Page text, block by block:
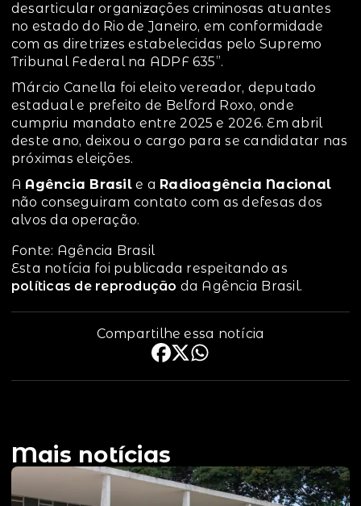
desarticular organizações criminosas atuantes
no estado do Rio de Janeiro, em conformidade
com as diretrizes estabelecidas pelo Supremo
Tribunal Federal na ADPF 635”.
Márcio Canella foi eleito vereador, deputado
estadual e prefeito de Belford Roxo, onde
cumpriu mandato entre 2025 e 2026. Em abril
deste ano, deixou o cargo para se candidatar nas
próximas eleições.
A Agência Brasile a Radioagência Nacional
não conseguiram contato com as defesas dos
alvos da operação.
Fonte: Agência Brasil
Esta notícia foi publicada respeitando as
políticas de reprodução da Agência Brasil.
Compartilhe essa notícia
Mais notícias